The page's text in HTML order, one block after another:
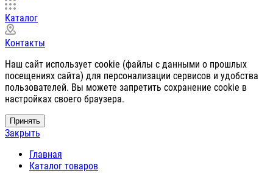
Каталог
Контакты
Наш сайт использует cookie (файлы с данными о прошлых
посещениях сайта) для персонализации сервисов и удобства
пользователей. Вы можете запретить сохранение cookie в
настройках своего браузера.
Принять
Закрыть
Главная
Каталог товаров